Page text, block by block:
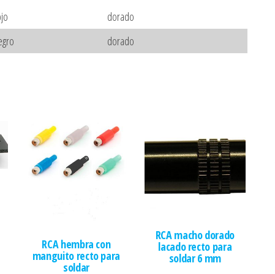
dorado
dorado
RCA hembra con
manguito recto para
soldar
RCA macho dorado
lacado recto para
soldar 6 mm